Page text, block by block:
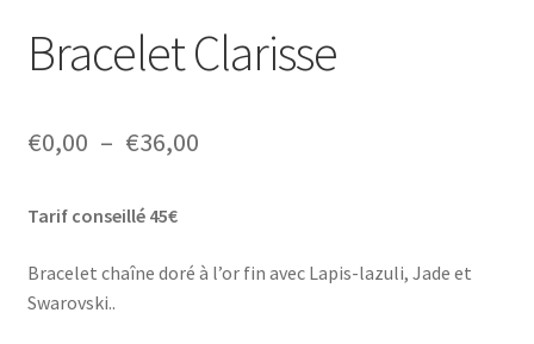
Bracelet Clarisse
€0,00 – €36,00Plage
€0,00
Tarif conseillé 45€
Bracelet chaîne doré à l’or fin avec Lapis-lazuli, Jade et
Swarovski..